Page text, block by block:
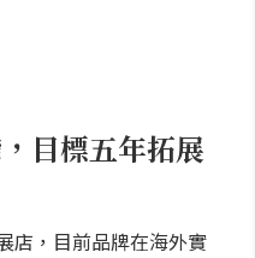
目標五年拓展
店，目前品牌在海外實